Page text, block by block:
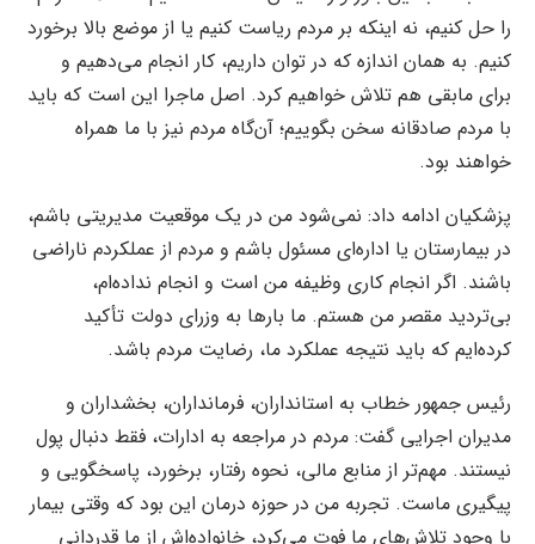
را حل کنیم، نه اینکه بر مردم ریاست کنیم یا از موضع بالا برخورد
کنیم. به همان اندازه که در توان داریم، کار انجام می‌دهیم و
برای مابقی هم تلاش خواهیم کرد. اصل ماجرا این است که باید
با مردم صادقانه سخن بگوییم؛ آن‌گاه مردم نیز با ما همراه
خواهند بود.
پزشکیان ادامه داد: نمی‌شود من در یک موقعیت مدیریتی باشم،
در بیمارستان یا اداره‌ای مسئول باشم و مردم از عملکردم ناراضی
باشند. اگر انجام کاری وظیفه من است و انجام نداده‌ام،
بی‌تردید مقصر من هستم. ما بارها به وزرای دولت تأکید
کرده‌ایم که باید نتیجه عملکرد ما، رضایت مردم باشد.
رئیس جمهور خطاب به استانداران، فرمانداران، بخشداران و
مدیران اجرایی گفت: مردم در مراجعه به ادارات، فقط دنبال پول
نیستند. مهم‌تر از منابع مالی، نحوه رفتار، برخورد، پاسخگویی و
پیگیری ماست. تجربه من در حوزه درمان این بود که وقتی بیمار
با وجود تلاش‌های ما فوت می‌کرد، خانواده‌اش از ما قدردانی